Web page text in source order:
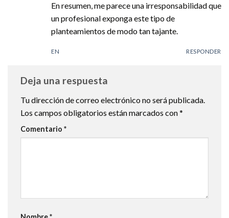
En resumen, me parece una irresponsabilidad que
un profesional exponga este tipo de
planteamientos de modo tan tajante.
EN RESPONDER
Deja una respuesta
Tu dirección de correo electrónico no será publicada.
Los campos obligatorios están marcados con*
Comentario *